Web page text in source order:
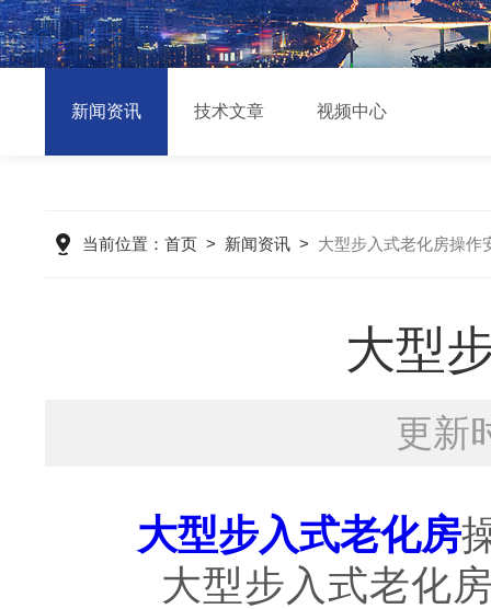
新闻资讯 技术文章 视频中心
当前位置： 首页> 新闻资讯> 大型步入式老化房操作
大型
更新
大型步入式老化房
大型步入式老化房